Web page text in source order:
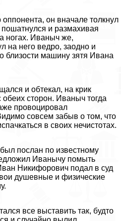
он вначале толкнул
и размахивая
ногах. Иваныч же,
на него ведро, заодно и
близости машину зятя Ивана
и обтекал, на крик
сторон. Иваныч тогда
провоцировал
совсем забыв о том, что
в своих нечистотах.
послан по известному
Иванычу помыть
Никифорович подал в суд
душевные и физические
все выставить так, будто